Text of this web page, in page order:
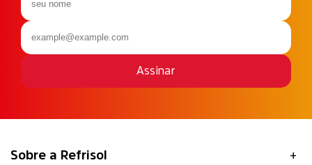
Assinar
Sobre a Refrisol